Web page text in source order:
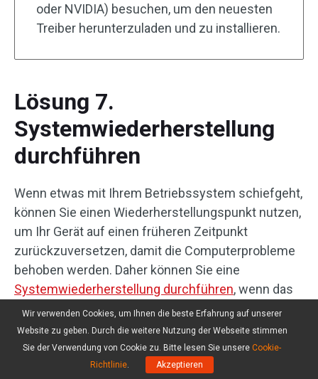
oder NVIDIA) besuchen, um den neuesten
Treiber herunterzuladen und zu installieren.
Lösung 7.
Systemwiederherstellung
durchführen
Wenn etwas mit Ihrem Betriebssystem schiefgeht,
können Sie einen Wiederherstellungspunkt nutzen,
um Ihr Gerät auf einen früheren Zeitpunkt
zurückzuversetzen, damit die Computerprobleme
behoben werden. Daher können Sie eine
Systemwiederherstellung durchführen, wenn das
Problem „Toshiba Laptop Bildschirm wird schwarz“
auftritt. Folgen Sie diesen Schritten:
Schritt 1. In WinRE klicken Sie auf
Wir verwenden Cookies, um Ihnen die beste Erfahrung auf unserer
Website zu geben. Durch die weitere Nutzung der Webseite stimmen
Sie der Verwendung von Cookie zu. Bitte lesen Sie unsere Cookie-
Richtlinie. Akzeptieren